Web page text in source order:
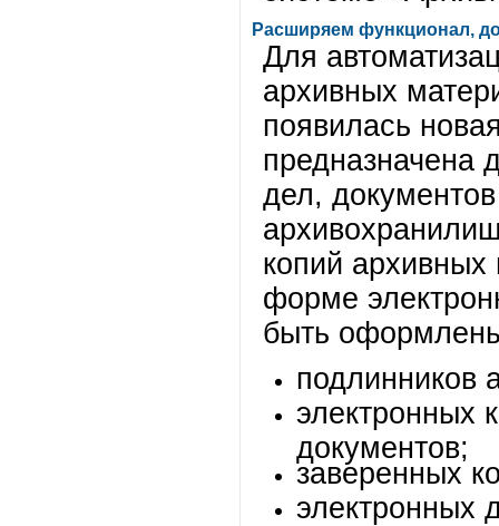
Расширяем функционал,
Для
архивных
появилась
предназначена
дел,
копий
форме
быть
подлинников
электронных
документов;
заверенных
электронных